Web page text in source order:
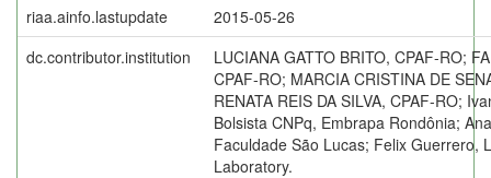
riaa.ainfo.lastupdate
2015-05-26
dc.contributor.institution
LUCIANA GATTO BRITO, CPAF-RO;
CPAF-RO; MARCIA CRISTINA DE
RENATA REIS DA SILVA, CPAF-RO;
Bolsista CNPq, Embrapa Rondônia;
Faculdade São Lucas; Felix Guerrero,
Laboratory.